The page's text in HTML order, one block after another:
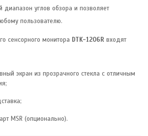
диапазон углов обзора и позволяет
пользователю.
сенсорного монитора DTK-1206R входят
экран из прозрачного стекла с отличным
MSR (опционально).